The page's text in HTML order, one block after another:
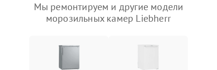
Мы ремонтируем и другие модели
морозильных камер Liebherr